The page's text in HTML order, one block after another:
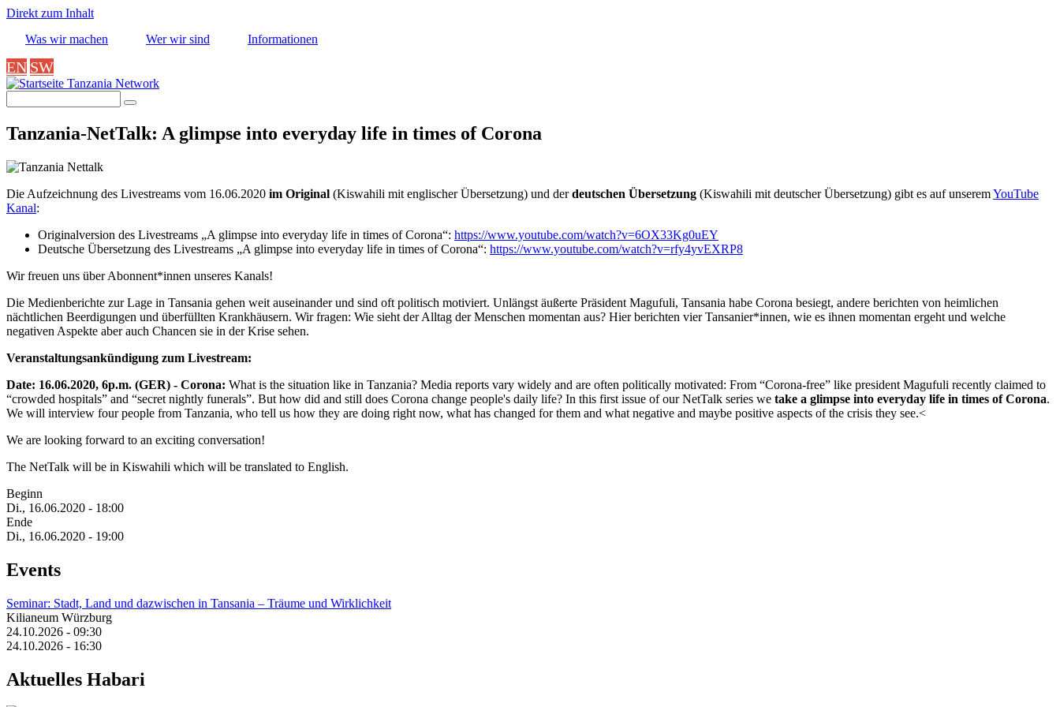
Direkt zum Inhalt
Was wir machen
Wer wir sind Informationen
EN SW
Tanzania Network
Tanzania-NetTalk: A glimpse into everyday life in times of Corona
Die Aufzeichnung des Livestreams vom 16.06.2020 im Original (Kiswahili mit englischer Übersetzung) und derdeutschen Übersetzung (Kiswahili mit deutscher Übersetzung) gibt es auf unseremYouTube
Kanal:
Originalversion des Livestreams „A glimpse into everyday life in times of Corona“: https://www.youtube.com/watch?v=6OX33Kg0uEY
Deutsche Übersetzung des Livestreams „A glimpse into everyday life in times of Corona“: https://www.youtube.com/watch?v=rfy4yvEXRP8
Wir freuen uns über Abonnent*innen unseres Kanals!
Die Medienberichte zur Lage in Tansania gehen weit auseinander und sind oft politisch motiviert. Unlängst äußerte Präsident Magufuli, Tansania habe Corona besiegt, andere berichten von heimlichen
nächtlichen Beerdigungen und überfüllten Krankhäusern. Wir fragen: Wie sieht der Alltag der Menschen momentan aus? Hier berichten vier Tansanier*innen, wie es ihnen momentan ergeht und welche
negativen Aspekte aber auch Chancen sie in der Krise sehen.
Veranstaltungsankündigung zum Livestream:
Date: 16.06.2020, 6p.m. (GER) - Corona: What is the situation like in Tanzania? Media reports vary widely and are often politically motivated: From “Corona-free” like president Magufuli recently claimed to
“crowded hospitals” and “secret nightly funerals”. But how did and still does Corona change people's daily life? In this first issue of our NetTalk series we take a glimpse into everyday life in times of Corona.
We will interview four people from Tanzania, who tell us how they are doing right now, what has changed for them and what negative and maybe positive aspects of the crisis they see.<
We are looking forward to an exciting conversation!
The NetTalk will be in Kiswahili which will be translated to English.
Beginn
Di., 16.06.2020 - 18:00
Ende
Di., 16.06.2020 - 19:00
Events
Seminar: Stadt, Land und dazwischen in Tansania – Träume und Wirklichkeit
Kilianeum Würzburg
24.10.2026 - 09:30
24.10.2026 - 16:30
Aktuelles Habari